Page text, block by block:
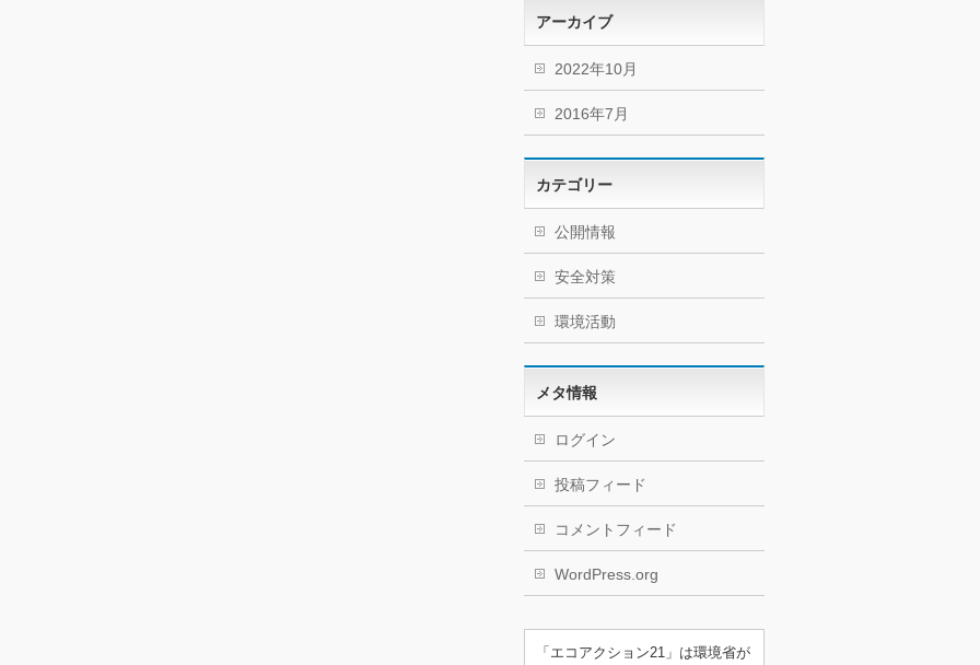
アーカイブ
2022年10月
2016年7月
カテゴリー
公開情報
安全対策
環境活動
メタ情報
ログイン
投稿フィード
コメントフィード
WordPress.org
「エコアクション21」は環境省が